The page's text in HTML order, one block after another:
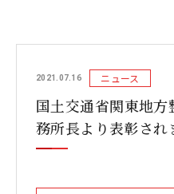
2021.07.16 ニュース
国土交通省関東地
務所長より表彰され